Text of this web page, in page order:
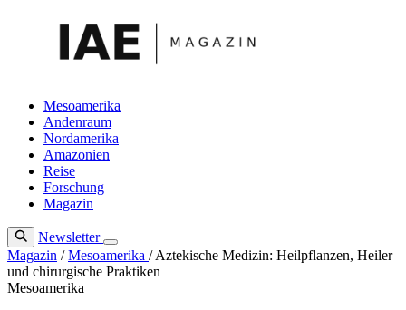
Mesoamerika
Andenraum
Nordamerika
Amazonien
Reise
Forschung
Magazin
Newsletter
Magazin / Mesoamerika / Aztekische Medizin: Heilpflanzen, Heiler
und chirurgische Praktiken
Mesoamerika